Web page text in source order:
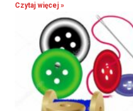
Czytaj więcej »